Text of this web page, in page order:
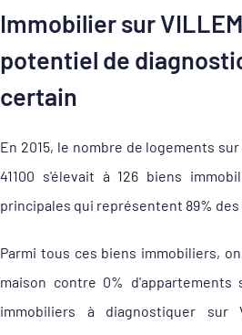
Immobilier sur
potentiel de
certain
En 2015, le nombre de logements sur
41100 s'élevait à 126 biens
principales qui représentent 89% des
Parmi tous ces biens immobiliers,
maison contre 0% d'appartements
immobiliers à diagnostiquer sur